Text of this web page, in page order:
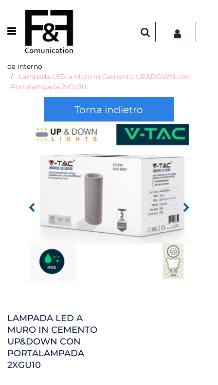
Open menu
da interno
Lampada LED a Muro in Cemento UP&DOWN con
Portalampada 2xGU10
Torna indietro
LAMPADA LED A
MURO IN CEMENTO
UP&DOWN CON
PORTALAMPADA
2XGU10